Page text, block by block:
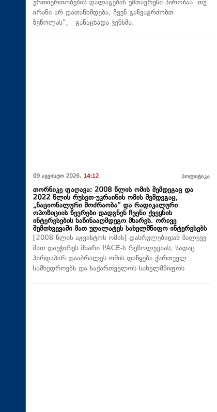
ურთიერთობების დალაგების უმთავრესი პირობაა. თუ
ირანი არ დათანხმდება, ჩვენ განვაგრძობთ
ზეწოლას“, - განაცხადა ვენსმა.
09 აგვისტო 2026, 14:12 პოლიტიკა
თორნიკე ფაღავა: 2008 წლის ომის შემდეგაც და
2022 წლის რუსეთ-უკრაინის ომის შემდეგაც,
„ნაციონალური მოძრაობა“ და რადიკალური
ოპოზიციის წევრები დადგნენ ჩვენი ქვეყნის
ინტერესების საწინააღმდეგო მხარეს. ორივე
შემთხვევაში მათ უღალატეს სახელმწიფო ინტერესებს
[2008 წლის აგვისტოს ომის] დასრულებიდან მალევე
მათ დაუჭირეს მხარი PACE-ს რეზოლუციას, სადაც
პირდაპირ დააბრალეს ომის დაწყება ქართველ
სამხედროებს და საქართველოს სახელმწიფოს